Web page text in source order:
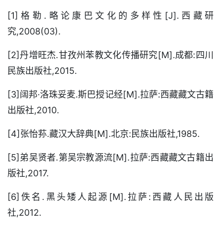
[1]格勒.略论康巴文化的多样性[J].西藏研
究,2008(03).
[2]丹增旺杰.甘孜州苯教文化传播研究[M].成都:四川
民族出版社,2015.
[3]阔邦·洛珠妥麦.斯巴授记经[M].拉萨:西藏藏文古籍
出版社,2010.
[4]张怡荪.藏汉大辞典[M].北京:民族出版社,1985.
[5]弟吴贤者.第吴宗教源流[M].拉萨:西藏藏文古籍出
版社,2017.
[6]佚名.黑头矮人起源[M].拉萨:西藏人民出版
社,2012.